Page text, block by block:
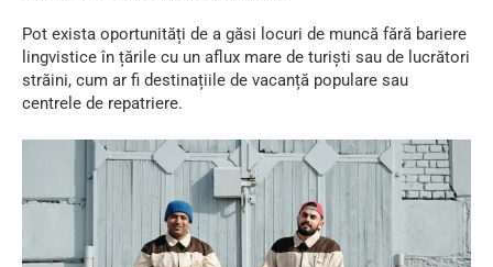
Pot exista oportunități de a găsi locuri de muncă fără bariere
lingvistice în țările cu un aflux mare de turiști sau de lucrători
străini, cum ar fi destinațiile de vacanță populare sau
centrele de repatriere.